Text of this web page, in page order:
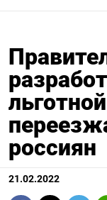
россиян
21.02.2022